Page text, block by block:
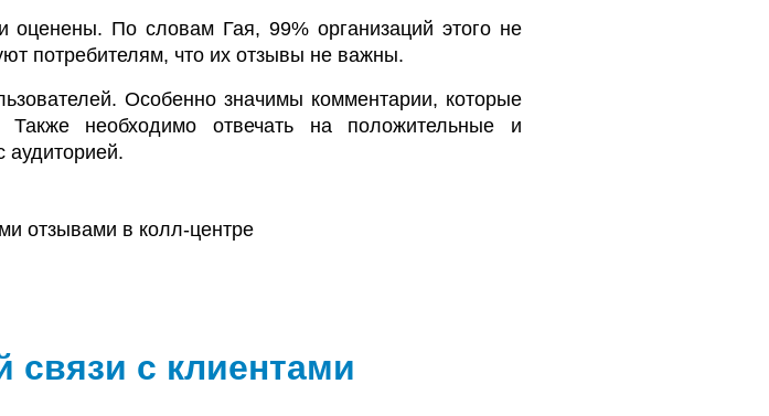
оценены. По словам Гая, 99% организаций этого не
потребителям, что их отзывы не важны.
Особенно значимы комментарии, которые
необходимо отвечать на положительные и
аудиторией.
связи с клиентами